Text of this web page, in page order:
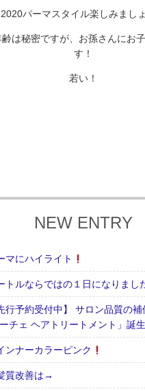
2020パーマスタイル楽しみまし
は秘密ですが、お孫さんにお
す！
若い！
NEW ENTRY
マにハイライト
トルならではの１日になりまし
行予約受付中】 サロン品質の
チェ ヘアトリートメント」誕生
ンナーカラーピンク
質改善は→